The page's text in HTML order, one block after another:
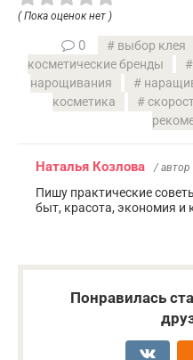
( Пока оценок нет )
0 выбор клея
косметические бренды
нарощивания
косметика
Наталья Козлова / автор
Пишу практические
быт, красота, экономия и
Понравилась